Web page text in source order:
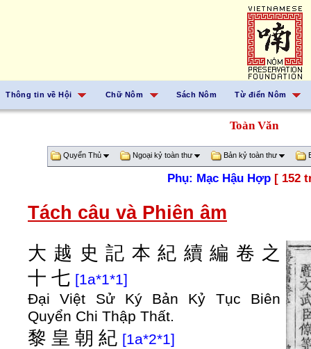
Thông tin về Hội Chữ Nôm Sách Nôm Từ điển Nôm
Toàn Văn
Quyển Thủ Ngoại kỷ toàn thư Bản kỷ toàn thư
Phụ: Mạc Hậu Hợp [ 152
Tách câu và Phiên âm
大 越 史記 本紀 續編 卷 之
十 七 [1a*1*1]
Đại Việt Sử Ký Bản Kỷ Tục Biên
Quyển Chi Thập Thất.
黎 皇 朝 紀 [1a*2*1]